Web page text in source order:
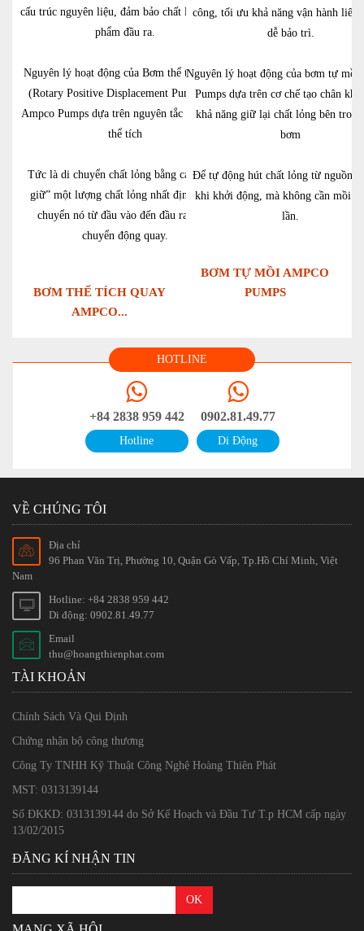
cấu trúc nguyên liệu, đảm bảo chất lượng sản
phẩm đầu ra.
Nguyên lý hoạt động của Bơm thể tích quay
(Rotary Positive Displacement Pump) của
Ampco Pumps dựa trên nguyên tắc dẫn động
thể tích
Tức là di chuyển chất lỏng bằng cách “bắt
giữ” một lượng chất lỏng nhất định và di
chuyển nó từ đầu vào đến đầu ra bằng
chuyển động quay.
BƠM THỂ TÍCH QUAY
AMPCO...
công, tối ưu khả năng vận hành liên
dễ bảo trì.
Nguyên lý hoạt động của bơm tự mồi
Pumps dựa trên cơ chế tạo chân
khả năng giữ lại chất lỏng bên
bơm
Để tự động hút chất lỏng từ nguồn
khi khởi động, mà không cần mồi
lần.
BƠM TỰ MỒI AMPCO
PUMPS
HOTLINE
+84 2838 959 442
Hotline
0902.81.49.77
Di Động
VỀ CHÚNG TÔI
Địa chỉ
96 Phan Văn Trị, Phường 10, Quận Gò Vấp, Tp.Hồ Chí Minh, Việt
Nam
Hotline: +84 2838 959 442
Di động: 0902.81.49.77
Email
thu@hoangthienphat.com
TÀI KHOẢN
Chính Sách Và Qui Định
Chứng nhận bộ công thương
Công Ty TNHH Kỹ Thuật Công Nghệ Hoàng Thiên Phát
MST: 0313139144
Số ĐKKD: 0313139144 do Sở Kế Hoạch và Đầu Tư T.p HCM cấp ngày
13/02/2015
ĐĂNG KÍ NHẬN TIN